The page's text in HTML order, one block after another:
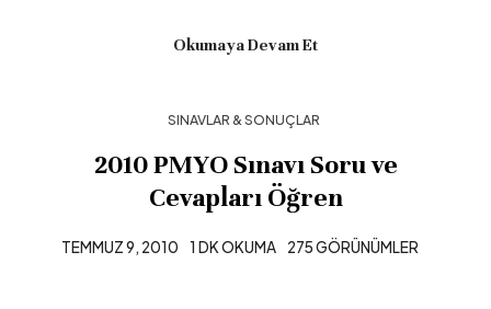
Okumaya Devam Et
SINAVLAR & SONUÇLAR
2010 PMYO Sınavı Soru ve
Cevapları Öğren
TEMMUZ 9, 2010 1 DK OKUMA 275 GÖRÜNÜMLER